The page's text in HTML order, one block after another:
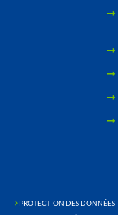
PROTECTION DES DONNÉES